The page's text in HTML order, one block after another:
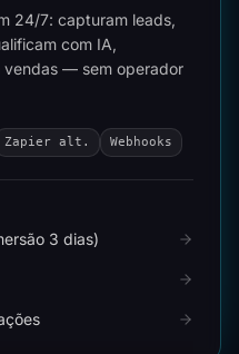
24/7: capturam leads,
com IA,
vendas — sem operador
Zapier alt. Webhooks
3 dias)